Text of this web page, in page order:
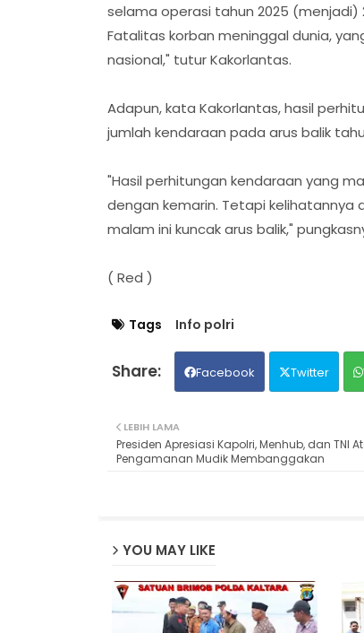
selama operasi tahun 2025 (menjadi)
Fatalitas korban meninggal dunia,
nasional," tutur Kakorlantas.
Adapun, kata Kakorlantas, hasil
jumlah kendaraan pada arus balik
"Hasil perhitungan kendaraan yang
dengan kemarin. Tetapi kelihatannya
malam ini kuncak arus balik,"
( Red )
Tags Info polri
Facebook Twitter
LEBIH LAMA
Presiden Apresiasi Kapolri, Menhub, dan TNI
Pengamanan Mudik Membanggakan
YOU MAY LIKE